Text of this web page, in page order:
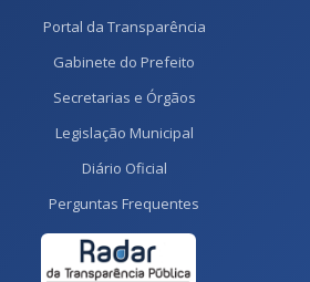
Portal da Transparência
Gabinete do Prefeito
Secretarias e Órgãos
Legislação Municipal
Diário Oficial
Perguntas Frequentes